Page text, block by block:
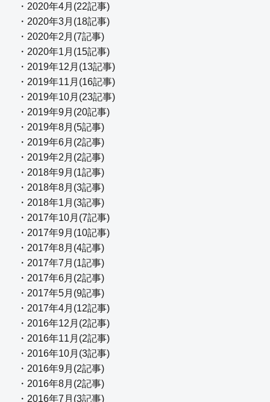
・2020年4月(22記事)
・2020年3月(18記事)
・2020年2月(7記事)
・2020年1月(15記事)
・2019年12月(13記事)
・2019年11月(16記事)
・2019年10月(23記事)
・2019年9月(20記事)
・2019年8月(5記事)
・2019年6月(2記事)
・2019年2月(2記事)
・2018年9月(1記事)
・2018年8月(3記事)
・2018年1月(3記事)
・2017年10月(7記事)
・2017年9月(10記事)
・2017年8月(4記事)
・2017年7月(1記事)
・2017年6月(2記事)
・2017年5月(9記事)
・2017年4月(12記事)
・2016年12月(2記事)
・2016年11月(2記事)
・2016年10月(3記事)
・2016年9月(2記事)
・2016年8月(2記事)
・2016年7月(3記事)